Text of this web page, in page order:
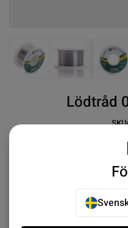
View larger image
View larger
Lödtråd
SEK 69.00